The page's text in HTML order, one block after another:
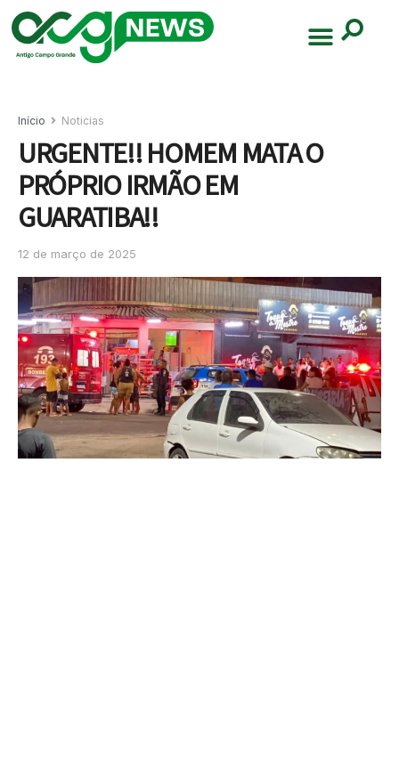
Início Noticias
URGENTE!! HOMEM MATA O
PRÓPRIO IRMÃO EM
GUARATIBA!!
12 de março de 2025